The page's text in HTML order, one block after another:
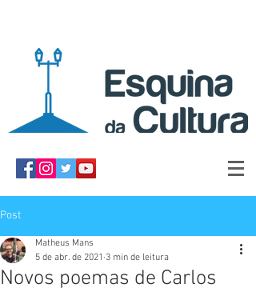
Post
Novos poemas de Carlos
Matheus Mans
5 de abr. de 2021 3 min de leitura